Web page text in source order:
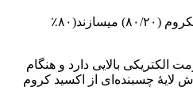
بیشتر المنت‌ها را از جنس نیکروم (۸۰/۲۰) میسازند(۸۰٪
الکتریکی بالایی دارد و هنگام
چسبنده‌ای از اکسید کروم